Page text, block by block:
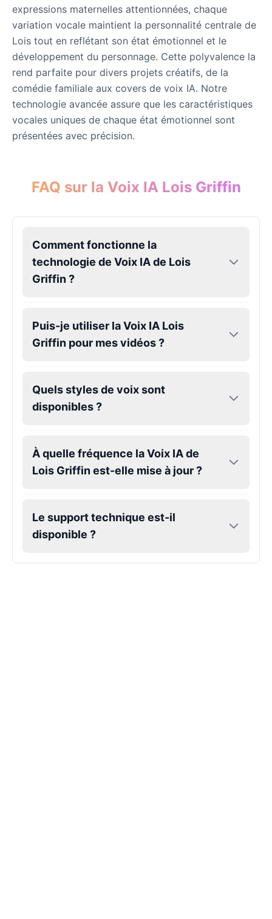
expressions maternelles attentionnées, chaque
variation vocale maintient la personnalité centrale de
Lois tout en reflétant son état émotionnel et le
développement du personnage. Cette polyvalence la
rend parfaite pour divers projets créatifs, de la
comédie familiale aux covers de voix IA. Notre
technologie avancée assure que les caractéristiques
vocales uniques de chaque état émotionnel sont
présentées avec précision.
FAQ sur la Voix IA Lois Griffin
Comment fonctionne la
technologie de Voix IA de Lois
Griffin ?
Puis-je utiliser la Voix IA Lois
Griffin pour mes vidéos ?
Quels styles de voix sont
disponibles ?
À quelle fréquence la Voix IA de
Lois Griffin est-elle mise à jour ?
Le support technique est-il
disponible ?